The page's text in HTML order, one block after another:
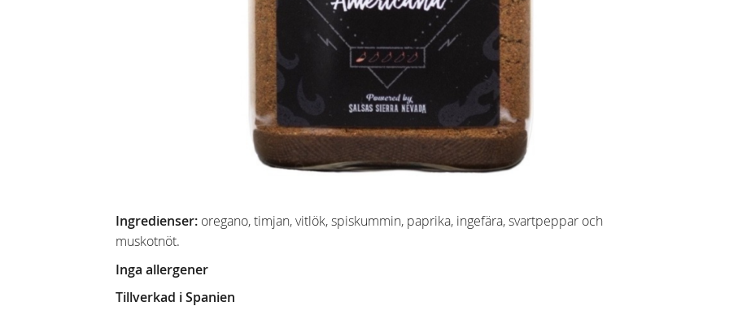
Ingredienser: oregano, timjan, vitlök, spiskummin, paprika, ingefära, svartpeppar och
muskotnöt.
Inga allergener
Tillverkad i Spanien